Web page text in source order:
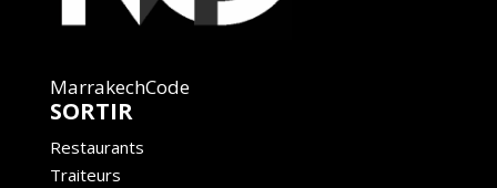
MarrakechCode
SORTIR
Restaurants
Traiteurs